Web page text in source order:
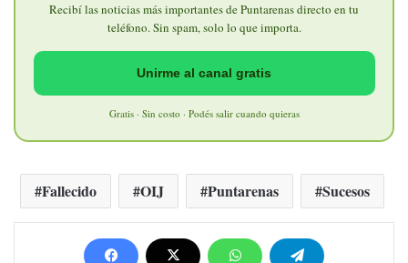
Recibí las noticias más importantes de Puntarenas directo en tu
teléfono. Sin spam, solo lo que importa.
Unirme al canal gratis
Gratis · Sin costo · Podés salir cuando quieras
Fallecido OIJ Puntarenas Sucesos